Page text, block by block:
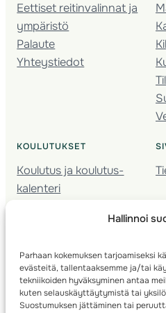
Hallinnoi
Parhaan kokemuksen tarjoamiseksi
evästeitä, tallentaaksemme ja/tai
tekniikoiden hyväksyminen antaa
kuten selauskäyttäytymistä tai
Suostumuksen jättäminen tai
Eettiset reitinvalinnat ja
ympäristö
Palaute
Yhteystiedot
KOULUTUKSET
Koulutus ja koulutus­
kalenteri
Seura­kehittäminen
Kartoitus
Ratamestari
Suomen Suunnistusliitto